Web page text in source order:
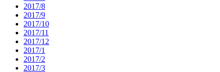
2017/8
2017/9
2017/10
2017/11
2017/12
2017/1
2017/2
2017/3